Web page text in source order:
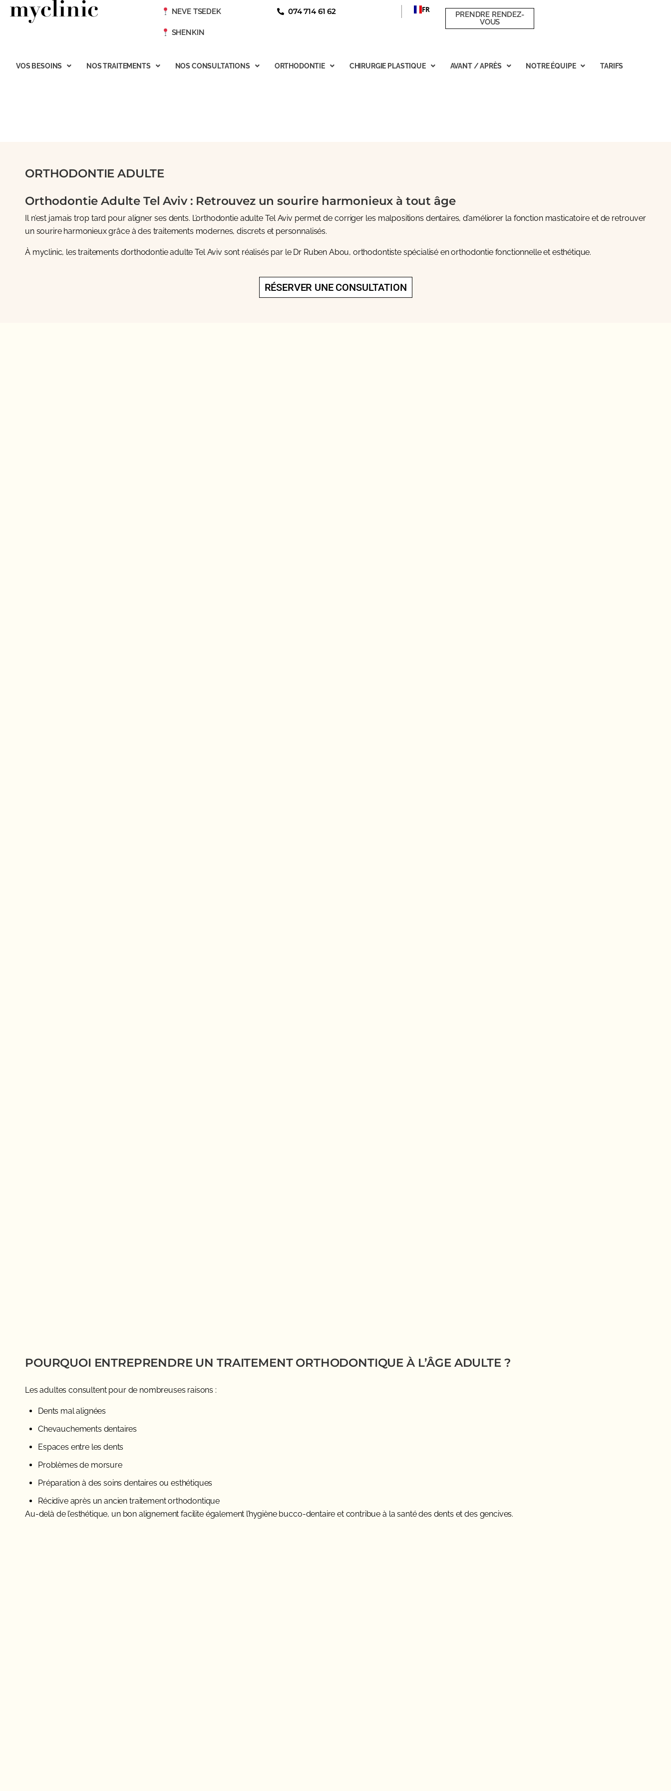
NEVE TSEDEK
SHENKIN
074 714 61 62 FR
PRENDRE RENDEZ-
VOUS
VOS BESOINS NOS TRAITEMENTS NOS CONSULTATIONS ORTHODONTIE CHIRURGIE PLASTIQUE AVANT / APRÈS NOTRE ÉQUIPE TARIFS
ORTHODONTIE ADULTE
Orthodontie Adulte Tel Aviv : Retrouvez un sourire harmonieux à tout âge
Il n’est jamais trop tard pour aligner ses dents. L’orthodontie adulte Tel Aviv permet de corriger les malpositions dentaires, d’améliorer la fonction masticatoire et de retrouver
un sourire harmonieux grâce à des traitements modernes, discrets et personnalisés.
À myclinic, les traitements d’orthodontie adulte Tel Aviv sont réalisés par le Dr Ruben Abou, orthodontiste spécialisé en orthodontie fonctionnelle et esthétique.
RÉSERVER UNE CONSULTATION
POURQUOI ENTREPRENDRE UN TRAITEMENT ORTHODONTIQUE À L’ÂGE ADULTE ?
Les adultes consultent pour de nombreuses raisons :
Dents mal alignées
Chevauchements dentaires
Espaces entre les dents
Problèmes de morsure
Préparation à des soins dentaires ou esthétiques
Récidive après un ancien traitement orthodontique
Au-delà de l’esthétique, un bon alignement facilite également l’hygiène bucco-dentaire et contribue à la santé des dents et des gencives.